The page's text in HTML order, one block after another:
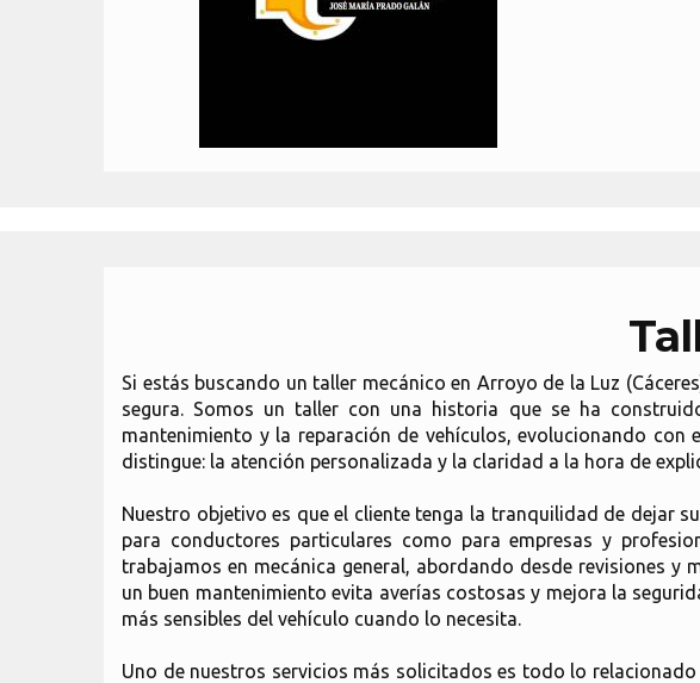
Si estás buscando un taller mecánico en Arroyo de la Luz
segura. Somos un taller con una historia que se ha
mantenimiento y la reparación de vehículos, evolucionando
distingue: la atención personalizada y la claridad a la hora de
Nuestro objetivo es que el cliente tenga la tranquilidad de dejar
para conductores particulares como para empresas y
trabajamos en mecánica general, abordando desde revisiones y
un buen mantenimiento evita averías costosas y mejora la
más sensibles del vehículo cuando lo necesita.
Uno de nuestros servicios más solicitados es todo lo